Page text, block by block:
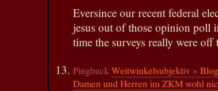
Eversince our recent federal
jesus out of those opinion poll
time the surveys really were
PingbackWeitwinkelsubjektiv »
Damen und Herren im ZKM wohl